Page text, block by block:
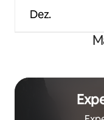
Dez.